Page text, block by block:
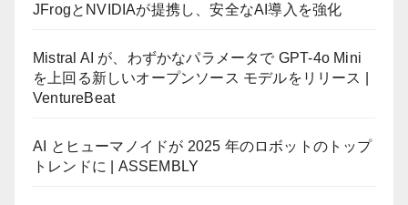
JFrogとNVIDIAが提携し、安全なAI導入を強化
Mistral AI が、わずかなパラメータで GPT-4o Mini
を上回る新しいオープンソース モデルをリリース |
VentureBeat
AI とヒューマノイドが 2025 年のロボットのトップ
トレンドに | ASSEMBLY